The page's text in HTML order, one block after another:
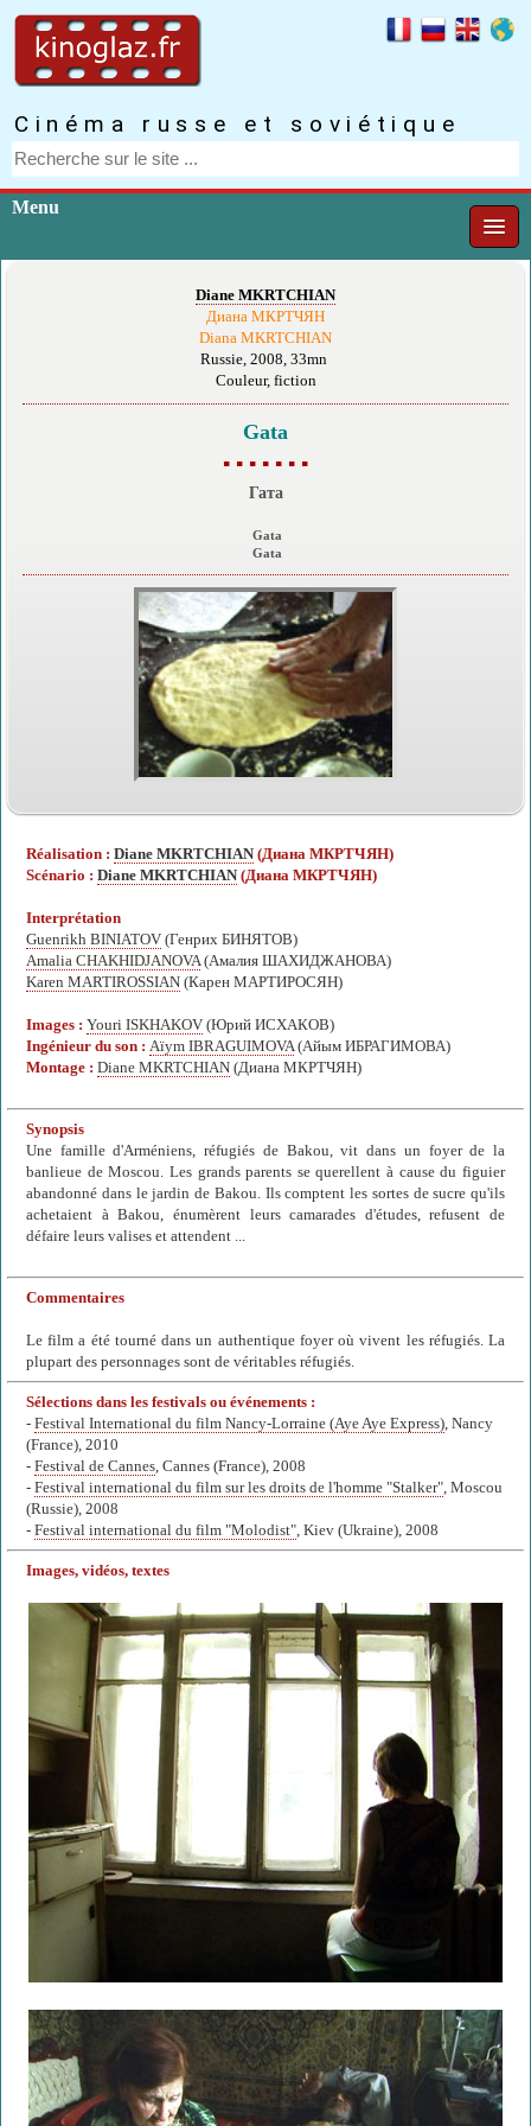
Cinéma russe et soviétique
Menu
Diane MKRTCHIAN
Диана МКРТЧЯН
Diana MKRTCHIAN
Russie, 2008, 33mn
Couleur, fiction
Gata
▪ ▪ ▪ ▪ ▪ ▪ ▪
Гата
Gata
Gata
Réalisation : Diane MKRTCHIAN (Диана МКРТЧЯН)
Scénario : Diane MKRTCHIAN (Диана МКРТЧЯН)
Interprétation
Guenrikh BINIATOV (Генрих БИНЯТОВ)
Amalia CHAKHIDJANOVA (Амалия ШАХИДЖАНОВА)
Karen MARTIROSSIAN (Карен МАРТИРОСЯН)
Images : Youri ISKHAKOV (Юрий ИСХАКОВ)
Ingénieur du son : Aïym IBRAGUIMOVA (Айым ИБРАГИМОВА)
Montage : Diane MKRTCHIAN (Диана МКРТЧЯН)
Synopsis
Une famille d'Arméniens, réfugiés de Bakou, vit dans un foyer de la
banlieue de Moscou. Les grands parents se querellent à cause du figuier
abandonné dans le jardin de Bakou. Ils comptent les sortes de sucre qu'ils
achetaient à Bakou, énumèrent leurs camarades d'études, refusent de
défaire leurs valises et attendent ...
Commentaires
Le film a été tourné dans un authentique foyer où vivent les réfugiés. La
plupart des personnages sont de véritables réfugiés.
Sélections dans les festivals ou événements :
- Festival International du film Nancy-Lorraine (Aye Aye Express), Nancy
(France), 2010
- Festival de Cannes, Cannes (France), 2008
- Festival international du film sur les droits de l'homme "Stalker", Moscou
(Russie), 2008
- Festival international du film "Molodist", Kiev (Ukraine), 2008
Images, vidéos, textes